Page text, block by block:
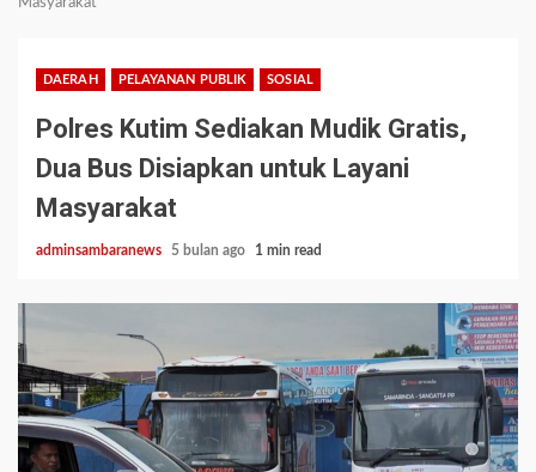
Masyarakat
DAERAH PELAYANAN PUBLIK SOSIAL
Polres Kutim Sediakan Mudik Gratis,
Dua Bus Disiapkan untuk Layani
Masyarakat
adminsambaranews 5 bulan ago 1 min read